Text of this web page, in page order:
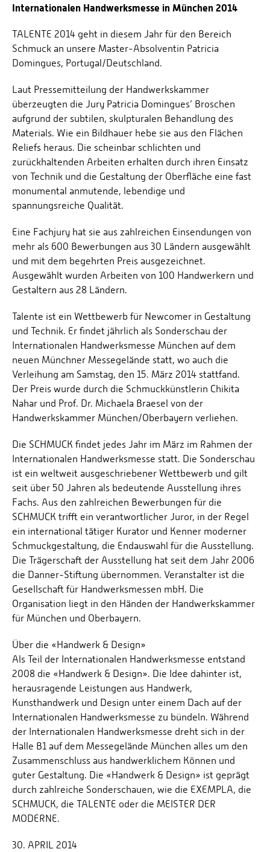
Internationalen Handwerksmesse in München 2014
TALENTE 2014 geht in diesem Jahr für den Bereich
Schmuck an unsere Master-Absolventin Patricia
Domingues, Portugal/Deutschland.
Laut Pressemitteilung der Handwerkskammer
überzeugten die Jury Patricia Domingues’ Broschen
aufgrund der subtilen, skulpturalen Behandlung des
Materials. Wie ein Bildhauer hebe sie aus den Flächen
Reliefs heraus. Die scheinbar schlichten und
zurückhaltenden Arbeiten erhalten durch ihren Einsatz
von Technik und die Gestaltung der Oberfläche eine fast
monumental anmutende, lebendige und
spannungsreiche Qualität.
Eine Fachjury hat sie aus zahlreichen Einsendungen von
mehr als 600 Bewerbungen aus 30 Ländern ausgewählt
und mit dem begehrten Preis ausgezeichnet.
Ausgewählt wurden Arbeiten von 100 Handwerkern und
Gestaltern aus 28 Ländern.
Talente ist ein Wettbewerb für Newcomer in Gestaltung
und Technik. Er findet jährlich als Sonderschau der
Internationalen Handwerksmesse München auf dem
neuen Münchner Messegelände statt, wo auch die
Verleihung am Samstag, den 15. März 2014 stattfand.
Der Preis wurde durch die Schmuckkünstlerin Chikita
Nahar und Prof. Dr. Michaela Braesel von der
Handwerkskammer München/Oberbayern verliehen.
Die SCHMUCK findet jedes Jahr im März im Rahmen der
Internationalen Handwerksmesse statt. Die Sonderschau
ist ein weltweit ausgeschriebener Wettbewerb und gilt
seit über 50 Jahren als bedeutende Ausstellung ihres
Fachs. Aus den zahlreichen Bewerbungen für die
SCHMUCK trifft ein verantwortlicher Juror, in der Regel
ein international tätiger Kurator und Kenner moderner
Schmuckgestaltung, die Endauswahl für die Ausstellung.
Die Trägerschaft der Ausstellung hat seit dem Jahr 2006
die Danner-Stiftung übernommen. Veranstalter ist die
Gesellschaft für Handwerksmessen mbH. Die
Organisation liegt in den Händen der Handwerkskammer
für München und Oberbayern.
Über die «Handwerk & Design»
Als Teil der Internationalen Handwerksmesse entstand
2008 die «Handwerk & Design». Die Idee dahinter ist,
herausragende Leistungen aus Handwerk,
Kunsthandwerk und Design unter einem Dach auf der
Internationalen Handwerksmesse zu bündeln. Während
der Internationalen Handwerksmesse dreht sich in der
Halle B1 auf dem Messegelände München alles um den
Zusammenschluss aus handwerklichem Können und
guter Gestaltung. Die «Handwerk & Design» ist geprägt
durch zahlreiche Sonderschauen, wie die EXEMPLA, die
SCHMUCK, die TALENTE oder die MEISTER DER
MODERNE.
30. APRIL 2014